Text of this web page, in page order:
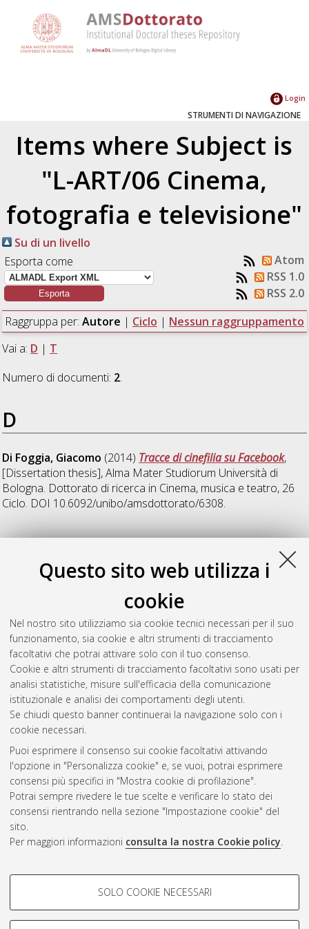
Questo sito web utilizza i
cookie
Nel nostro sito utilizziamo sia cookie tecnici necessari per il suo
funzionamento, sia cookie e altri strumenti di tracciamento
facoltativi che potrai attivare solo con il tuo consenso.
Cookie e altri strumenti di tracciamento facoltativi sono usati per
analisi statistiche, misure sull'efficacia della comunicazione
istituzionale e analisi dei comportamenti degli utenti.
Se chiudi questo banner continuerai la navigazione solo con i
cookie necessari.
Puoi esprimere il consenso sui cookie facoltativi attivando
l'opzione in "Personalizza cookie" e, se vuoi, potrai esprimere
consensi più specifici in "Mostra cookie di profilazione".
Potrai sempre rivedere le tue scelte e verificare lo stato dei
consensi rientrando nella sezione "Impostazione cookie" del
sito.
Per maggiori informazioni consulta la nostra Cookie policy.
COOKIE DI PROFILAZIONE -
Si tratta di cookie utilizzati per analizzare le caratteristiche della
SOLO COOKIE NECESSARI
Login
STRUMENTI DI NAVIGAZIONE
Items where Subject is
"L-ART/06 Cinema,
fotografia e televisione"
Su di un livello
Esporta come
Atom
RSS 1.0
RSS 2.0
Raggruppa per: Autore | Ciclo | Nessun raggruppamento
Vai a: D | T
Numero di documenti: 2.
D
Di Foggia, Giacomo (2014) Tracce di cinefilia su Facebook,
[Dissertation thesis], Alma Mater Studiorum Università di
Bologna. Dottorato di ricerca in Cinema, musica e teatro, 26
Ciclo. DOI 10.6092/unibo/amsdottorato/6308.
T
Tralli, Lucia(2014)Vidding Grrls. Pratiche di remix audiovisivo
nella cultura digitale contemporanea, [Dissertation thesis],
Alma Mater Studiorum Università di Bologna. Dottorato di
ricerca inCinema, musica e teatro, 26 Ciclo. DOI
10.6092/unibo/amsdottorato/6384.
Questa lista e' stata generata ilSat Aug 8 20:35:37 2026
Atom
Rss 1.0
Rss 2.0
ISSN: 2038-7946
Impostazioni Cookie
Informativa sulla privacy
Condizioni d’uso del sito